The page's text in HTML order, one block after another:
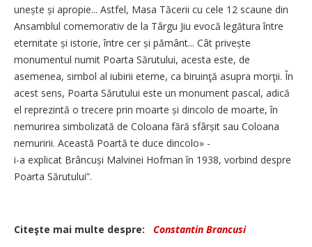
unește și apropie... Astfel, Masa Tăcerii cu cele 12 scaune din
Ansamblul comemorativ de la Târgu Jiu evocă legătura între
eternitate și istorie, între cer și pământ... Cât privește
monumentul numit Poarta Sărutului, acesta este, de
asemenea, simbol al iubirii eterne, ca biruinţă asupra morţii. În
acest sens, Poarta Sărutului este un monument pascal, adică
el reprezintă o trecere prin moarte și dincolo de moarte, în
nemurirea simbolizată de Coloana fără sfârșit sau Coloana
nemuririi. Această Poartă te duce dincolo» -
i-a explicat Brâncuși Malvinei Hofman în 1938, vorbind despre
Poarta Sărutului”.
Citeşte mai multe despre: Constantin Brancusi